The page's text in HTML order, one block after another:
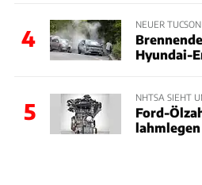
4
NEUER
Hyundai-
5
NHTSA SIEHT
Ford-
lahmlegen